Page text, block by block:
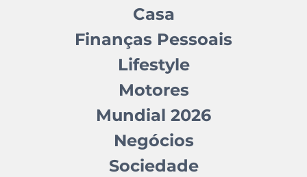
Casa
Finanças Pessoais
Lifestyle
Motores
Mundial 2026
Negócios
Sociedade